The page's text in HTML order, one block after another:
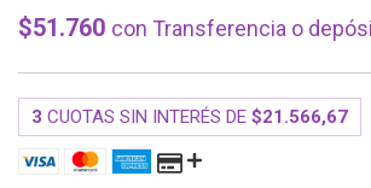
$51.760 con Transferencia o
3 CUOTAS SIN INTERÉS DE $21.566,67